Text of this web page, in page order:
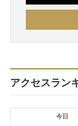
アクセスラン
今日